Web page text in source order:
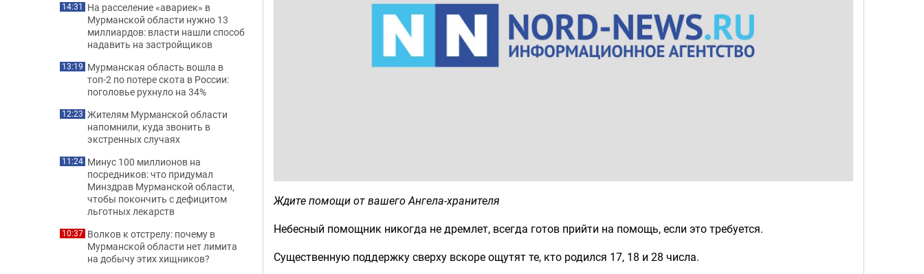
Ждите помощи от вашего Ангела-хранителя
Небесный помощник никогда не дремлет, всегда готов прийти на помощь, если это требуется.
Существенную поддержку сверху вскоре ощутят те, кто родился 17, 18 и 28 числа.
14:31 На расселение «авариек» в
Мурманской области нужно 13
миллиардов: власти нашли способ
надавить на застройщиков
13:19 Мурманская область вошла в
топ-2 по потере скота в России:
поголовье рухнуло на 34%
12:23 Жителям Мурманской области
напомнили, куда звонить в
экстренных случаях
11:24 Минус 100 миллионов на
посредников: что придумал
Минздрав Мурманской области,
чтобы покончить с дефицитом
льготных лекарств
10:37 Волков к отстрелу: почему в
Мурманской области нет лимита
на добычу этих хищников?